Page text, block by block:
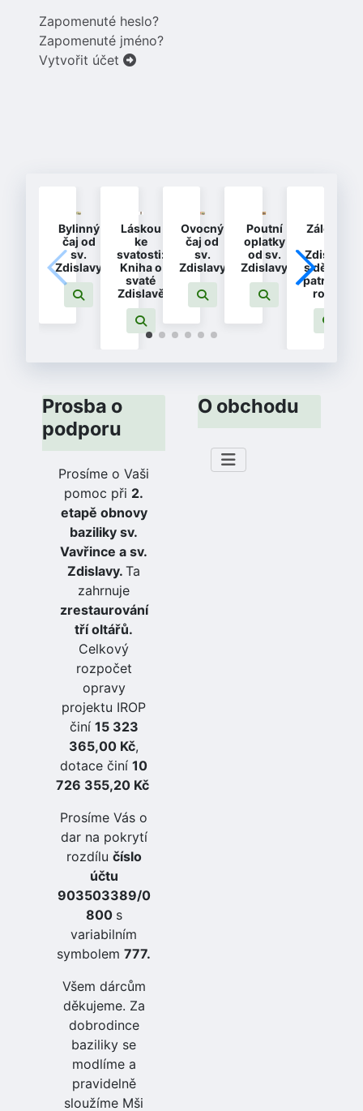
Zapomenuté heslo?
Zapomenuté jméno?
Vytvořit účet
Bylinný
čaj od
sv.
Zdislavy
Láskou
ke
svatosti:
Kniha o
svaté
Zdislavě
Ovocný
čaj od
sv.
Zdislavy
Poutní
oplatky
od sv.
Zdislavy
Záložka
Zdislava
s dětmi -
patronka
rodin
Prosba o
podporu
Prosíme o Vaši
pomoc při 2.
etapě obnovy
baziliky sv.
Vavřince a sv.
Zdislavy. Ta
zahrnuje
zrestaurování
tří oltářů.
Celkový
rozpočet
opravy
projektu IROP
činí 15 323
365,00 Kč,
dotace činí 10
726 355,20 Kč
Prosíme Vás o
dar na pokrytí
rozdílu číslo
účtu
903503389/0
800 s
variabilním
symbolem 777.
Všem dárcům
děkujeme. Za
dobrodince
baziliky se
modlíme a
pravidelně
sloužíme Mši
O obchodu